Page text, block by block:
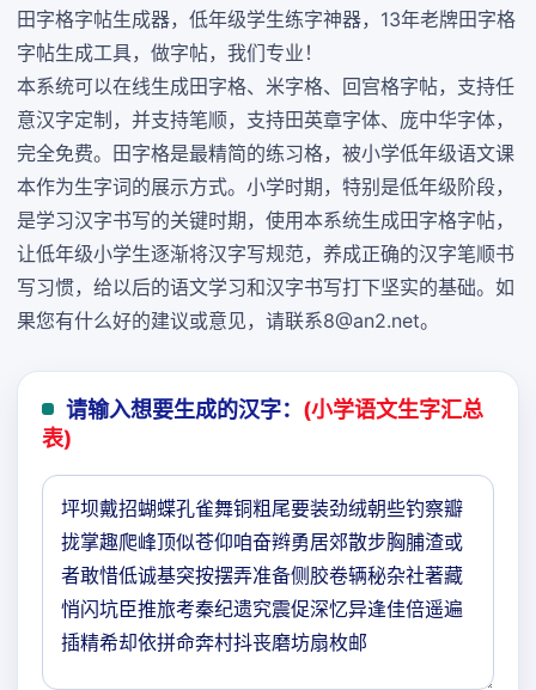
田字格字帖生成器，低年级学生练字神器，13年老牌田字格
字帖生成工具，做字帖，我们专业！
本系统可以在线生成田字格、米字格、回宫格字帖，支持任
意汉字定制，并支持笔顺，支持田英章字体、庞中华字体，
完全免费。田字格是最精简的练习格，被小学低年级语文课
本作为生字词的展示方式。小学时期，特别是低年级阶段，
是学习汉字书写的关键时期，使用本系统生成田字格字帖，
让低年级小学生逐渐将汉字写规范，养成正确的汉字笔顺书
写习惯，给以后的语文学习和汉字书写打下坚实的基础。如
果您有什么好的建议或意见，请联系8@an2.net。
请输入想要生成的汉字： (小学语文生字汇总
表)